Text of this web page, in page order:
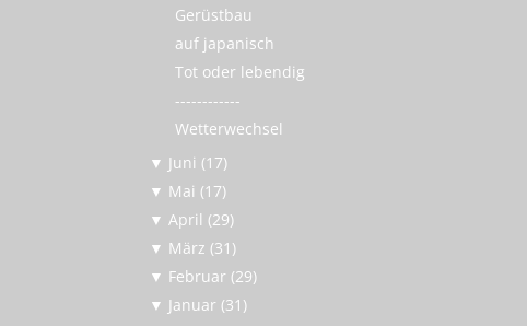
Gerüstbau
auf japanisch
Tot oder lebendig
------------
Wetterwechsel
▼ Juni (17)
▼ Mai (17)
▼ April (29)
▼ März (31)
▼ Februar (29)
▼ Januar (31)